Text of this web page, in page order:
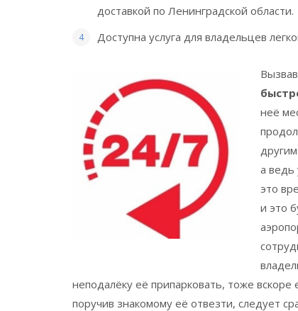
доставкой по Ленинградской области.
Доступна услуга для владельцев
неё
а ведь
это
и это
неподалёку её припарковать, тоже вскоре
поручив знакомому её отвезти, следует